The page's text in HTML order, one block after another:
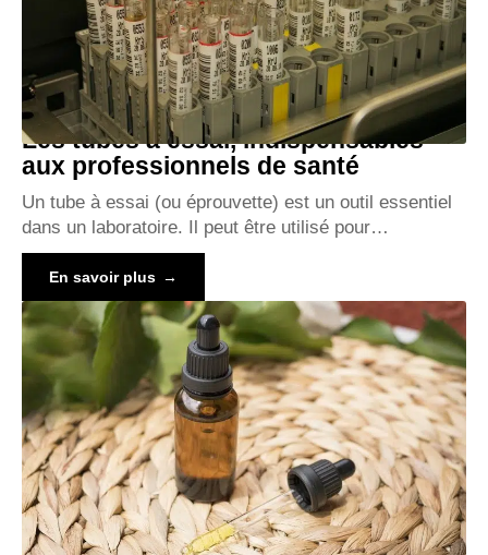
Les tubes à essai, indispensables
aux professionnels de santé
Un tube à essai (ou éprouvette) est un outil essentiel
dans un laboratoire. Il peut être utilisé pour…
En savoir plus